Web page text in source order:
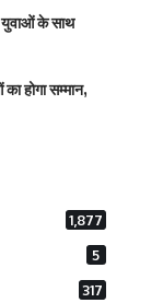
युवाओं के साथ
होगा सम्मान,
1,877
5
317